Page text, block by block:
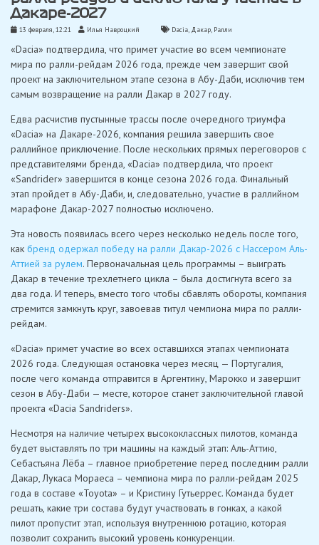
Дакаре-2027
13 февраля, 12:21 Илья Навроцкий Dacia Дакар Ралли
«Dacia» подтвердила, что примет участие во всем чемпионате
мира по ралли-рейдам 2026 года, прежде чем завершит свой
проект на заключительном этапе сезона в Абу-Даби, исключив тем
самым возвращение на ралли Дакар в 2027 году.
Едва расчистив пустынные трассы после очередного триумфа
«Dacia» на Дакаре-2026, компания решила завершить свое
раллийное приключение. После нескольких прямых переговоров с
представителями бренда, «Dacia» подтвердила, что проект
«Sandrider» завершится в конце сезона 2026 года. Финальный
этап пройдет в Абу-Даби, и, следовательно, участие в раллийном
марафоне Дакар-2027 полностью исключено.
Эта новость появилась всего через несколько недель после того,
как бренд одержал победу на ралли Дакар-2026 с Нассером Аль-
Аттией за рулем. Первоначальная цель программы – выиграть
Дакар в течение трехлетнего цикла – была достигнута всего за
два года. И теперь, вместо того чтобы сбавлять обороты, компания
стремится замкнуть круг, завоевав титул чемпиона мира по ралли-
рейдам.
«Dacia» примет участие во всех оставшихся этапах чемпионата
2026 года. Следующая остановка через месяц — Португалия,
после чего команда отправится в Аргентину, Марокко и завершит
сезон в Абу-Даби — месте, которое станет заключительной главой
проекта «Dacia Sandriders».
Несмотря на наличие четырех высококлассных пилотов, команда
будет выставлять по три машины на каждый этап: Аль-Аттию,
Себастьяна Лёба – главное приобретение перед последним ралли
Дакар, Лукаса Мораеса – чемпиона мира по ралли-рейдам 2025
года в составе «Toyota» – и Кристину Гутьеррес. Команда будет
решать, какие три состава будут участвовать в гонках, а какой
пилот пропустит этап, используя внутреннюю ротацию, которая
позволит сохранить высокий уровень конкуренции.